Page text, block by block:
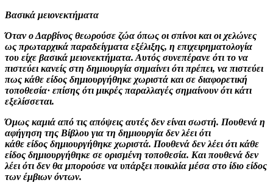
Βασικά μειονεκτήματα
Όταν ο Δαρβίνος θεωρούσε ζώα όπως οι σπίνοι και οι χελώνες
ως πρωταρχικά παραδείγματα εξέλιξης, η επιχειρηματολογία
του είχε βασικά μειονεκτήματα. Αυτός συνεπέρανε ότι το να
πιστεύει κανείς στη δημιουργία σημαίνει ότι πρέπει, να πιστεύει
πως κάθε είδος δημιουργήθηκε χωριστά και σε διαφορετική
τοποθεσία· επίσης ότι μικρές παραλλαγές σημαίνουν ότι κάτι
εξελίσσεται.
Όμως καμιά από τις απόψεις αυτές δεν είναι σωστή. Πουθενά η
αφήγηση της Βίβλου για τη δημιουργία δεν λέει ότι
κάθε είδος δημιουργήθηκε χωριστά. Πουθενά δεν λέει ότι κάθε
είδος δημιουργήθηκε σε ορισμένη τοποθεσία. Και πουθενά δεν
λέει ότι δεν θα μπορούσε να υπάρξει ποικιλία μέσα στο ίδιο είδος
των έμβιων όντων.